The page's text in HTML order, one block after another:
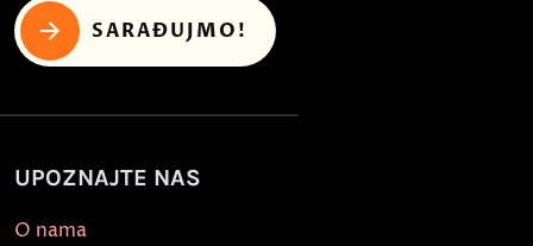
SARAĐUJMO!
UPOZNAJTE NAS
O nama